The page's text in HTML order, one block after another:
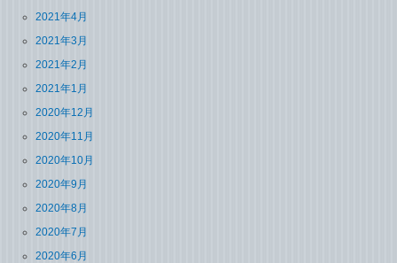
2021年4月
2021年3月
2021年2月
2021年1月
2020年12月
2020年11月
2020年10月
2020年9月
2020年8月
2020年7月
2020年6月